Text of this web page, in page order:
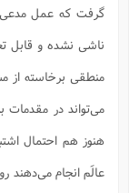
گرفت که عمل مدعی
ناشی نشده و قابل
منطقی برخاسته از
می‌تواند در مقدمات
هنوز هم احتمال
عالَم انجام می‌دهند